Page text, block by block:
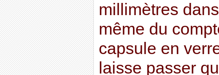
millimètres
même du
capsule en
laisse passer